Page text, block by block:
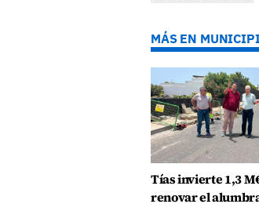
MÁS EN
Tías invierte 1,3
renovar el